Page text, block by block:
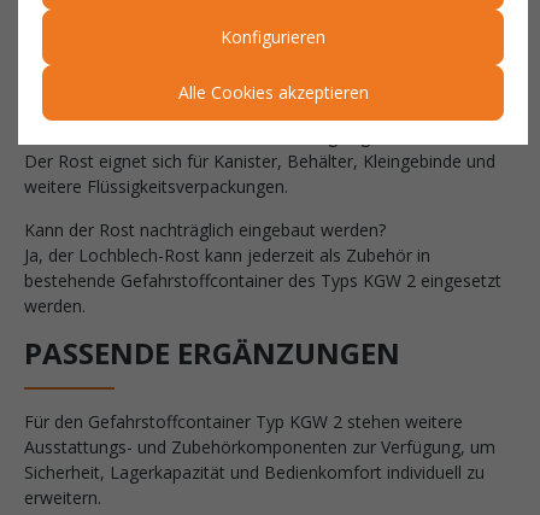
Wozu dient die Lochblech-Struktur?
Sie ermöglicht das sichere Durchlaufen austretender
Flüssigkeiten in die Auffangwanne unterhalb des Rostes.
Der Rost eignet sich für Kanister, Behälter, Kleingebinde und
weitere Flüssigkeitsverpackungen.
Kann der Rost nachträglich eingebaut werden?
Ja, der Lochblech-Rost kann jederzeit als Zubehör in
bestehende Gefahrstoffcontainer des Typs KGW 2 eingesetzt
werden.
PASSENDE ERGÄNZUNGEN
Für den Gefahrstoffcontainer Typ KGW 2 stehen weitere
Ausstattungs- und Zubehörkomponenten zur Verfügung, um
Sicherheit, Lagerkapazität und Bedienkomfort individuell zu
erweitern.
Konfigurieren
Alle Cookies akzeptieren